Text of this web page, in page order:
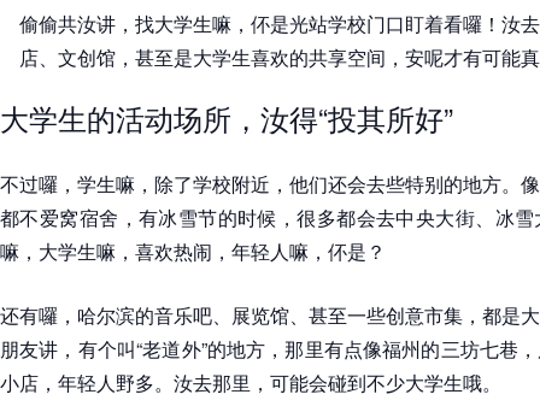
偷偷共汝讲，找大学生嘛，伓是光站学校门口盯着看囉！汝
店、文创馆，甚至是大学生喜欢的共享空间，安呢才有可能
大学生的活动场所，汝得“投其所好”
不过囉，学生嘛，除了学校附近，他们还会去些特别的地方。
都不爱窝宿舍，有冰雪节的时候，很多都会去中央大街、冰
嘛，大学生嘛，喜欢热闹，年轻人嘛，伓是？
还有囉，哈尔滨的音乐吧、展览馆、甚至一些创意市集，都是
朋友讲，有个叫“老道外”的地方，那里有点像福州的三坊七巷
小店，年轻人野多。汝去那里，可能会碰到不少大学生哦。